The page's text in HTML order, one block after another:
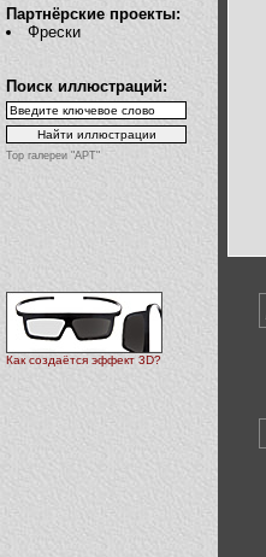
Партнёрские проекты:
Фрески
Поиск иллюстраций:
Top галереи "АРТ"
Как создаётся эффект 3D?